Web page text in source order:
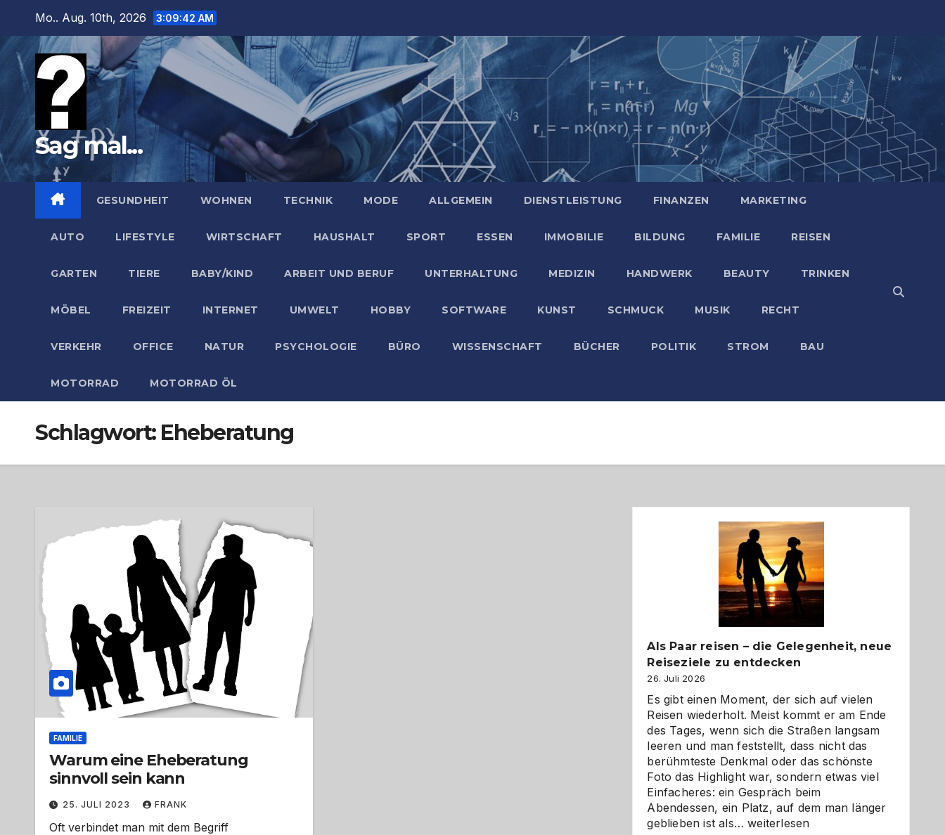
springen
Mo.. Aug. 10th, 2026 3:09:43 AM
Sag mal...
GESUNDHEIT WOHNEN TECHNIK MODE ALLGEMEIN DIENSTLEISTUNG FINANZEN MARKETING
AUTO LIFESTYLE WIRTSCHAFT HAUSHALT SPORT ESSEN IMMOBILIE BILDUNG FAMILIE REISEN
GARTEN TIERE BABY/KIND ARBEIT UND BERUF UNTERHALTUNG MEDIZIN HANDWERK BEAUTY TRINKEN
MÖBEL FREIZEIT INTERNET UMWELT HOBBY SOFTWARE KUNST SCHMUCK MUSIK RECHT
VERKEHR OFFICE NATUR PSYCHOLOGIE BÜRO WISSENSCHAFT BÜCHER POLITIK STROM BAU
MOTORRAD MOTORRAD ÖL
Schlagwort: Eheberatung
FAMILIE
Warum eine Eheberatung
sinnvoll sein kann
25. JULI 2023 FRANK
Oft verbindet man mit dem Begriff
Als Paar reisen – die Gelegenheit, neue
Reiseziele zu entdecken
26. Juli 2026
Es gibt einen Moment, der sich auf vielen
Reisen wiederholt. Meist kommt er am Ende
des Tages, wenn sich die Straßen langsam
leeren und man feststellt, dass nicht das
berühmteste Denkmal oder das schönste
Foto das Highlight war, sondern etwas viel
Einfacheres: ein Gespräch beim
Abendessen, ein Platz, auf dem man länger
geblieben ist als…Als
weiterlesen